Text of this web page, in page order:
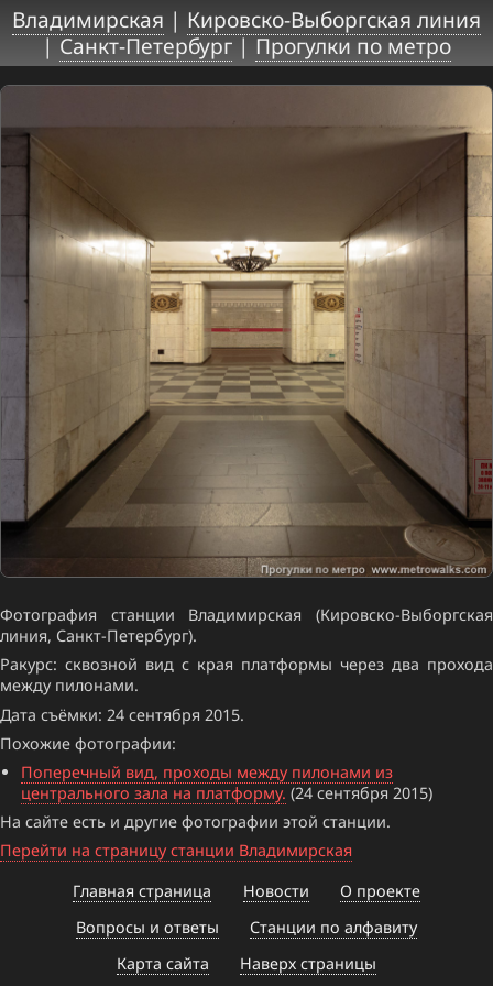
Владимирская | Кировско-Выборгская линия
|Санкт-Петербург|Прогулки по метро
Фотография станции Владимирская (Кировско-Выборгская
линия, Санкт-Петербург).
Ракурс: сквозной вид с края платформы через два прохода
между пилонами.
Дата съёмки: 24 сентября 2015.
Похожие фотографии:
Поперечный вид, проходы между пилонами из
центрального зала на платформу. (24 сентября 2015)
На сайте есть и другие фотографии этой станции.
Перейти на страницу станции Владимирская
Главная страница
Новости
О проекте
Вопросы и ответы
Станции по алфавиту
Карта сайта
Наверх страницы